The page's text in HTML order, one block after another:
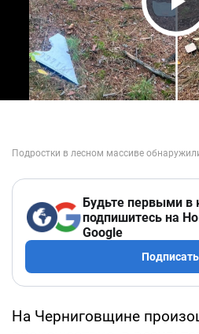
Будьте первыми в
подпишитесь на
Google
На Черниговщине